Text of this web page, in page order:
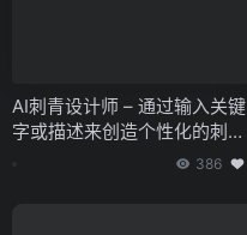
AI刺青设计师 – 通过输入关键
字或描述来创造个性化的刺青
386